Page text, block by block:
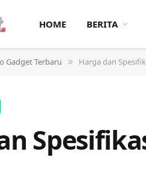
HOME BERITA
Gadget Terbaru » Harga dan